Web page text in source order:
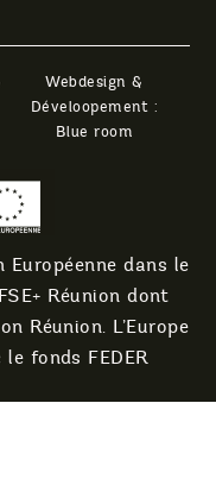
Blue room
Européenne dans le
Réunion dont
Réunion. L’Europe
le fonds FEDER